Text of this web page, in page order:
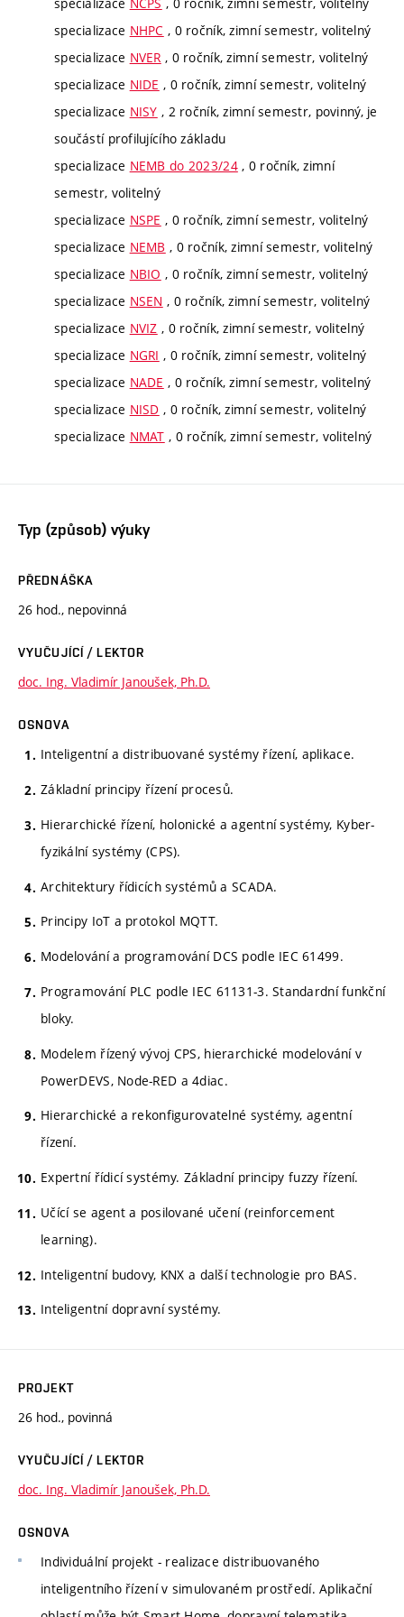
specializace NHPC , 0 ročník, zimní semestr, volitelný
specializace NVER , 0 ročník, zimní semestr, volitelný
specializace NIDE , 0 ročník, zimní semestr, volitelný
specializace NISY , 2 ročník, zimní semestr, povinný, je
součástí profilujícího základu
specializace NEMB do 2023/24, 0 ročník, zimní
semestr, volitelný
specializace NSPE , 0 ročník, zimní semestr, volitelný
specializace NEMB , 0 ročník, zimní semestr, volitelný
specializace NBIO , 0 ročník, zimní semestr, volitelný
specializace NSEN , 0 ročník, zimní semestr, volitelný
specializace NVIZ , 0 ročník, zimní semestr, volitelný
specializace NGRI , 0 ročník, zimní semestr, volitelný
specializace NADE , 0 ročník, zimní semestr, volitelný
specializace NISD , 0 ročník, zimní semestr, volitelný
specializace NMAT , 0 ročník, zimní semestr, volitelný
Typ (způsob) výuky
PŘEDNÁŠKA
26 hod., nepovinná
VYUČUJÍCÍ / LEKTOR
doc. Ing. Vladimír Janoušek, Ph.D.
OSNOVA
Inteligentní a distribuované systémy řízení, aplikace.
Základní principy řízení procesů.
Hierarchické řízení, holonické a agentní systémy, Kyber-
fyzikální systémy (CPS).
Architektury řídicích systémů a SCADA.
Principy IoT a protokol MQTT.
Modelování a programování DCS podle IEC 61499.
Programování PLC podle IEC 61131-3. Standardní funkční
bloky.
Modelem řízený vývoj CPS, hierarchické modelování v
PowerDEVS, Node-RED a 4diac.
Hierarchické a rekonfigurovatelné systémy, agentní
řízení.
Expertní řídicí systémy. Základní principy fuzzy řízení.
Učící se agent a posilované učení (reinforcement
learning).
Inteligentní budovy, KNX a další technologie pro BAS.
Inteligentní dopravní systémy.
PROJEKT
26 hod., povinná
VYUČUJÍCÍ / LEKTOR
doc. Ing. Vladimír Janoušek, Ph.D.
OSNOVA
Individuální projekt - realizace distribuovaného
inteligentního řízení v simulovaném prostředí. Aplikační